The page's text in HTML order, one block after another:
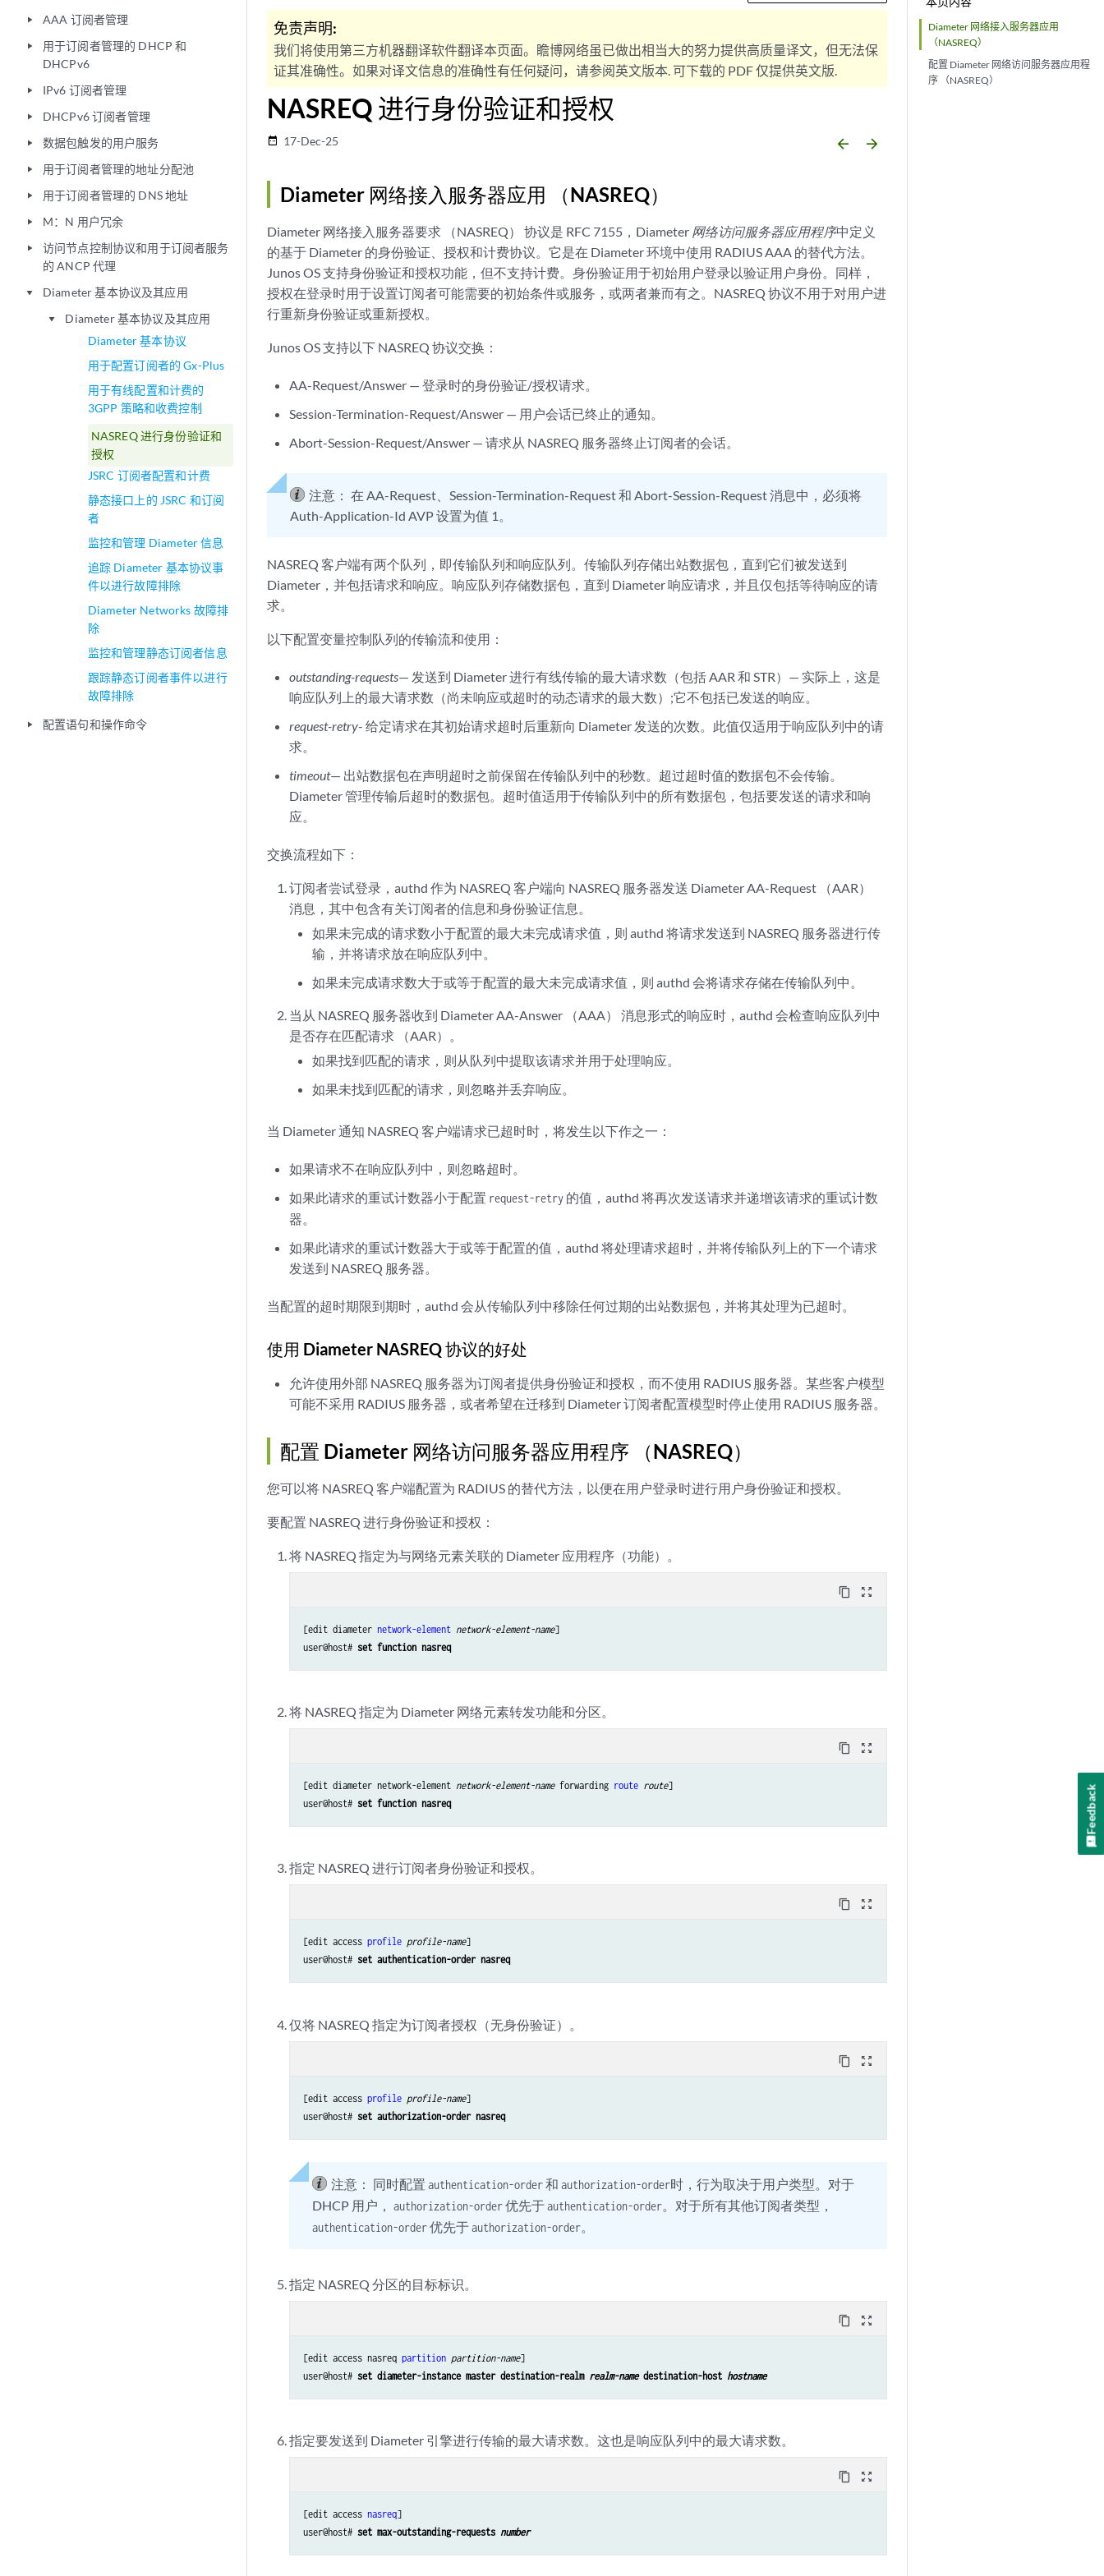
play_arrow AAA 订阅者管理
play_arrow
用于订阅者管理的 DHCP 和
DHCPv6
play_arrow IPv6 订阅者管理
play_arrow DHCPv6 订阅者管理
play_arrow 数据包触发的用户服务
play_arrow 用于订阅者管理的地址分配池
play_arrow 用于订阅者管理的 DNS 地址
play_arrow M：N 用户冗余
play_arrow
访问节点控制协议和用于订阅者服务
的 ANCP 代理
play_arrow Diameter 基本协议及其应用
play_arrow
Diameter 基本协议及其应用
Diameter 基本协议
用于配置订阅者的 Gx-Plus
用于有线配置和计费的
3GPP 策略和收费控制
NASREQ 进行身份验证和
授权
JSRC 订阅者配置和计费
静态接口上的 JSRC 和订阅
者
监控和管理 Diameter 信息
追踪 Diameter 基本协议事
件以进行故障排除
Diameter Networks 故障排
除
监控和管理静态订阅者信息
跟踪静态订阅者事件以进行
故障排除
play_arrow 配置语句和操作命令
Diameter 网络接入服务器应用
（NASREQ）
配置 Diameter 网络访问服务器应用程
序 （NASREQ）
免责声明:
我们将使用第三方机器翻译软件翻译本页面。瞻博网络虽已做出相当大的努力提供高质量译文，但无法保
证其准确性。如果对译文信息的准确性有任何疑问，请参阅英文版本. 可下载的 PDF 仅提供英文版.
NASREQ 进行身份验证和授权
date_range 17-Dec-25 arrow_backward arrow_forward
Diameter 网络接入服务器应用 （NASREQ）
Diameter 网络接入服务器要求 （NASREQ） 协议是 RFC 7155，Diameter 网络访问服务器应用程序中定义
的基于 Diameter 的身份验证、授权和计费协议。它是在 Diameter 环境中使用 RADIUS AAA 的替代方法。
Junos OS 支持身份验证和授权功能，但不支持计费。身份验证用于初始用户登录以验证用户身份。同样，
授权在登录时用于设置订阅者可能需要的初始条件或服务，或两者兼而有之。NASREQ 协议不用于对用户进
行重新身份验证或重新授权。
Junos OS 支持以下 NASREQ 协议交换：
AA-Request/Answer — 登录时的身份验证/授权请求。
Session-Termination-Request/Answer — 用户会话已终止的通知。
Abort-Session-Request/Answer — 请求从 NASREQ 服务器终止订阅者的会话。
注意： 在 AA-Request、Session-Termination-Request 和 Abort-Session-Request 消息中，必须将
Auth-Application-Id AVP 设置为值 1。
NASREQ 客户端有两个队列，即传输队列和响应队列。传输队列存储出站数据包，直到它们被发送到
Diameter，并包括请求和响应。响应队列存储数据包，直到 Diameter 响应请求，并且仅包括等待响应的请
求。
以下配置变量控制队列的传输流和使用：
outstanding-requests— 发送到 Diameter 进行有线传输的最大请求数（包括 AAR 和 STR）— 实际上，这是
响应队列上的最大请求数（尚未响应或超时的动态请求的最大数）;它不包括已发送的响应。
request-retry- 给定请求在其初始请求超时后重新向 Diameter 发送的次数。此值仅适用于响应队列中的请
求。
timeout— 出站数据包在声明超时之前保留在传输队列中的秒数。超过超时值的数据包不会传输。
Diameter 管理传输后超时的数据包。超时值适用于传输队列中的所有数据包，包括要发送的请求和响
应。
交换流程如下：
订阅者尝试登录，authd 作为 NASREQ 客户端向 NASREQ 服务器发送 Diameter AA-Request （AAR）
消息，其中包含有关订阅者的信息和身份验证信息。
如果未完成的请求数小于配置的最大未完成请求值，则 authd 将请求发送到 NASREQ 服务器进行传
输，并将请求放在响应队列中。
如果未完成请求数大于或等于配置的最大未完成请求值，则 authd 会将请求存储在传输队列中。
当从 NASREQ 服务器收到 Diameter AA-Answer （AAA） 消息形式的响应时，authd 会检查响应队列中
是否存在匹配请求 （AAR）。
如果找到匹配的请求，则从队列中提取该请求并用于处理响应。
如果未找到匹配的请求，则忽略并丢弃响应。
当 Diameter 通知 NASREQ 客户端请求已超时时，将发生以下作之一：
如果请求不在响应队列中，则忽略超时。
如果此请求的重试计数器小于配置 request-retry 的值，authd 将再次发送请求并递增该请求的重试计数
器。
如果此请求的重试计数器大于或等于配置的值，authd 将处理请求超时，并将传输队列上的下一个请求
发送到 NASREQ 服务器。
当配置的超时期限到期时，authd 会从传输队列中移除任何过期的出站数据包，并将其处理为已超时。
使用 Diameter NASREQ 协议的好处
允许使用外部 NASREQ 服务器为订阅者提供身份验证和授权，而不使用 RADIUS 服务器。某些客户模型
可能不采用 RADIUS 服务器，或者希望在迁移到 Diameter 订阅者配置模型时停止使用 RADIUS 服务器。
配置 Diameter 网络访问服务器应用程序 （NASREQ）
您可以将 NASREQ 客户端配置为 RADIUS 的替代方法，以便在用户登录时进行用户身份验证和授权。
要配置 NASREQ 进行身份验证和授权：
将 NASREQ 指定为与网络元素关联的 Diameter 应用程序（功能）。
content_copy zoom_out_map
[edit diameter network-element network-element-name]
user@host# set function nasreq
将 NASREQ 指定为 Diameter 网络元素转发功能和分区。
content_copy zoom_out_map
[edit diameter network-element network-element-name forwarding route route]
user@host# set function nasreq
指定 NASREQ 进行订阅者身份验证和授权。
content_copy zoom_out_map
[edit access profile profile-name]
user@host# set authentication-order nasreq
仅将 NASREQ 指定为订阅者授权（无身份验证）。
content_copy zoom_out_map
[edit access profile profile-name]
user@host# set authorization-order nasreq
注意： 同时配置authentication-order和authorization-order时，行为取决于用户类型。对于
DHCP 用户，authorization-order优先于authentication-order 。对于所有其他订阅者类型，
authentication-order优先于authorization-order
指定 NASREQ 分区的目标标识。
content_copy zoom_out_map
[edit access nasreq partition partition-name]
user@host# set diameter-instance master destination-realm realm-name destination-host hostname
指定要发送到 Diameter 引擎进行传输的最大请求数。这也是响应队列中的最大请求数。
content_copy zoom_out_map
[edit access nasreq]
user@host# set max-outstanding-requests number
Feedback